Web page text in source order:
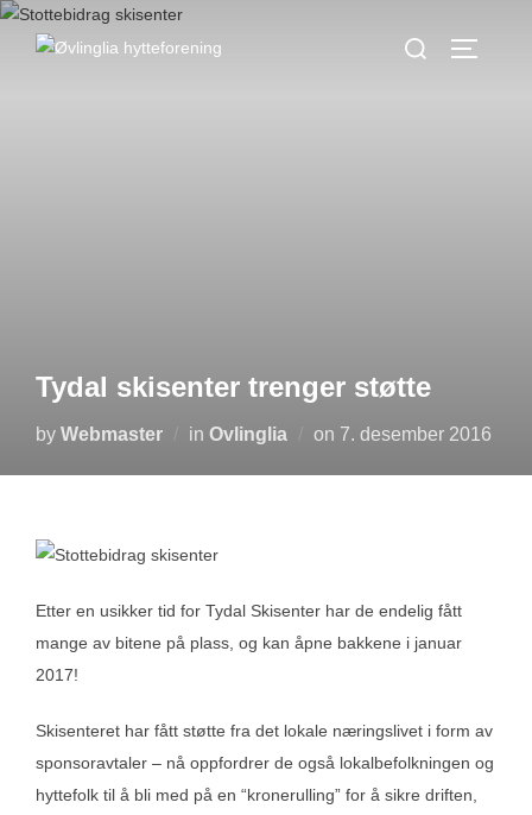
Skip
Search
for:
Tydal skisenter trenger støtte
by Webmaster in Ovlinglia on Posted
7. desember 2016
Etter en usikker tid for Tydal Skisenter har de endelig fått
mange av bitene på plass, og kan åpne bakkene i januar
2017!
Skisenteret har fått støtte fra det lokale næringslivet i form av
sponsoravtaler – nå oppfordrer de også lokalbefolkningen og
hyttefolk til å bli med på en “kronerulling” for å sikre driften,